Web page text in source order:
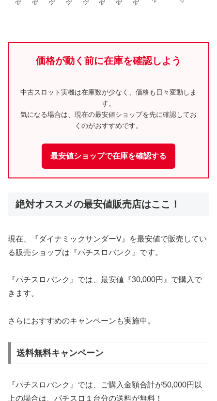
価格が動く前に在庫を確認しよう
中古スロット実機は在庫数が少なく、価格も日々変動しま
す。
気になる場合は、現在の最安値ショップを先に確認してお
くのがおすすめです。
最安値ショップで在庫を確認する
絶対オススメの最安値販売店はここ！
現在、『ダイナミックサンダーV』を最安値で販売してい
る販売ショップは『パチスロバンク』です。
『パチスロバンク』では、最安値『30,000円』で購入で
きます。
さらにおすすめのキャンペーンも実施中。
送料無料キャンペーン
『パチスロバンク』では、ご購入金額合計が50,000円以
上の場合は、パチスロ１台分の送料が無料！